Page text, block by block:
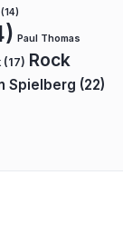
(14)
Paul Thomas
(17) Rock
Spielberg (22)